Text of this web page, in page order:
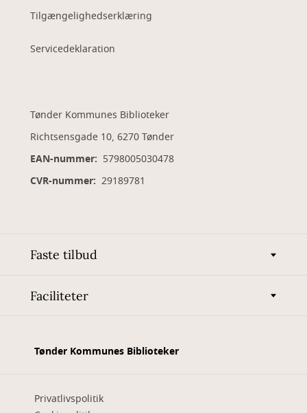
Tilgængelighedserklæring
Servicedeklaration
Tønder Kommunes Biblioteker
Richtsensgade 10, 6270 Tønder
EAN-nummer: 5798005030478
CVR-nummer: 29189781
Faste tilbud
Faciliteter
Tønder Kommunes Biblioteker
Privatlivspolitik